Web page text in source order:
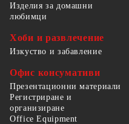
Изделия за домашни
любимци
Хоби и развлечение
Изкуство и забавление
Офис консумативи
Презентационни материали
Регистриране и
организиране
Office Equipment